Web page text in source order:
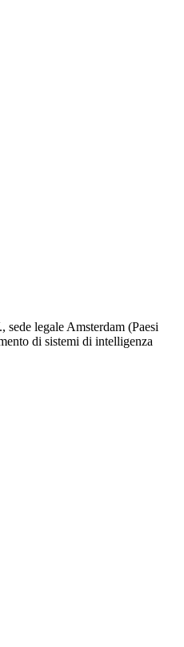
legale Amsterdam (Paesi
di sistemi di intelligenza